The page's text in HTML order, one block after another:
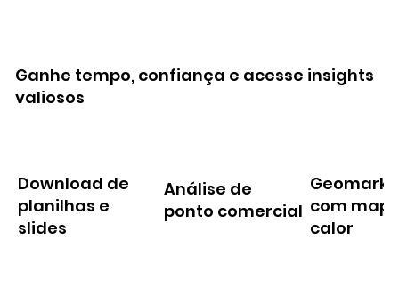
Download de
planilhas e
slides
Análise de
ponto comercial com
calor
Ganhe tempo, confiança e acesse insights
valiosos